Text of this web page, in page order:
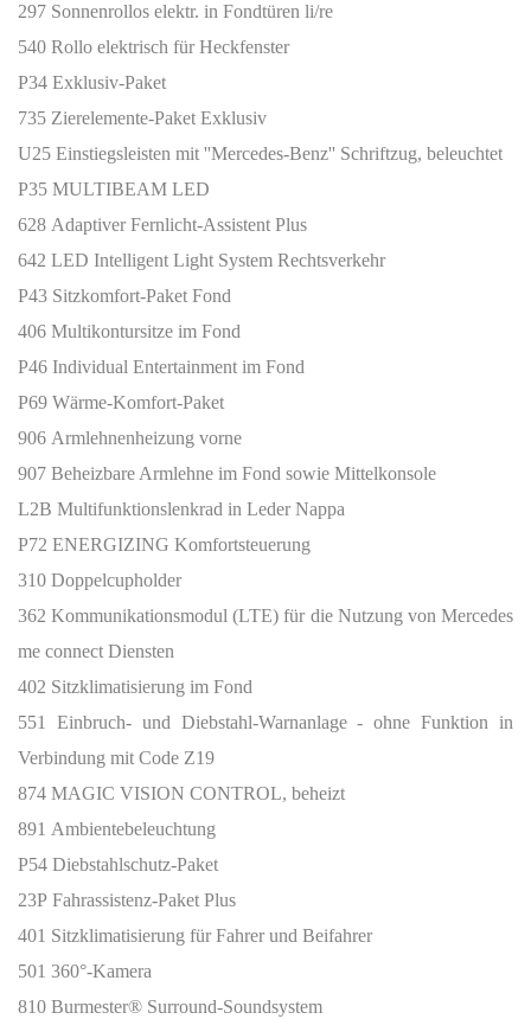
297 Sonnenrollos elektr. in Fondtüren li/re
540 Rollo elektrisch für Heckfenster
P34 Exklusiv-Paket
735 Zierelemente-Paket Exklusiv
U25 Einstiegsleisten mit ''Mercedes-Benz'' Schriftzug, beleuchtet
P35 MULTIBEAM LED
628 Adaptiver Fernlicht-Assistent Plus
642 LED Intelligent Light System Rechtsverkehr
P43 Sitzkomfort-Paket Fond
406 Multikontursitze im Fond
P46 Individual Entertainment im Fond
P69 Wärme-Komfort-Paket
906 Armlehnenheizung vorne
907 Beheizbare Armlehne im Fond sowie Mittelkonsole
L2B Multifunktionslenkrad in Leder Nappa
P72 ENERGIZING Komfortsteuerung
310 Doppelcupholder
362 Kommunikationsmodul (LTE) für die Nutzung von Mercedes
me connect Diensten
402 Sitzklimatisierung im Fond
551 Einbruch- und Diebstahl-Warnanlage - ohne Funktion in
Verbindung mit Code Z19
874 MAGIC VISION CONTROL, beheizt
891 Ambientebeleuchtung
P54 Diebstahlschutz-Paket
23P Fahrassistenz-Paket Plus
401 Sitzklimatisierung für Fahrer und Beifahrer
501 360°-Kamera
810 Burmester® Surround-Soundsystem